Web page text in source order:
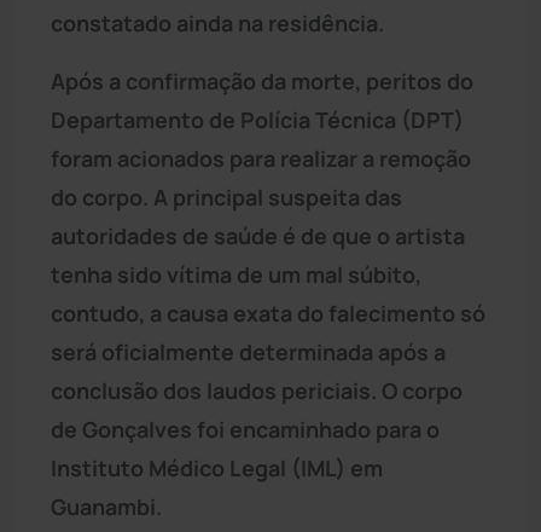
constatado ainda na residência.
Após a confirmação da morte, peritos do
Departamento de Polícia Técnica (DPT)
foram acionados para realizar a remoção
do corpo. A principal suspeita das
autoridades de saúde é de que o artista
tenha sido vítima de um mal súbito,
contudo, a causa exata do falecimento só
será oficialmente determinada após a
conclusão dos laudos periciais. O corpo
de Gonçalves foi encaminhado para o
Instituto Médico Legal (IML) em
Guanambi.